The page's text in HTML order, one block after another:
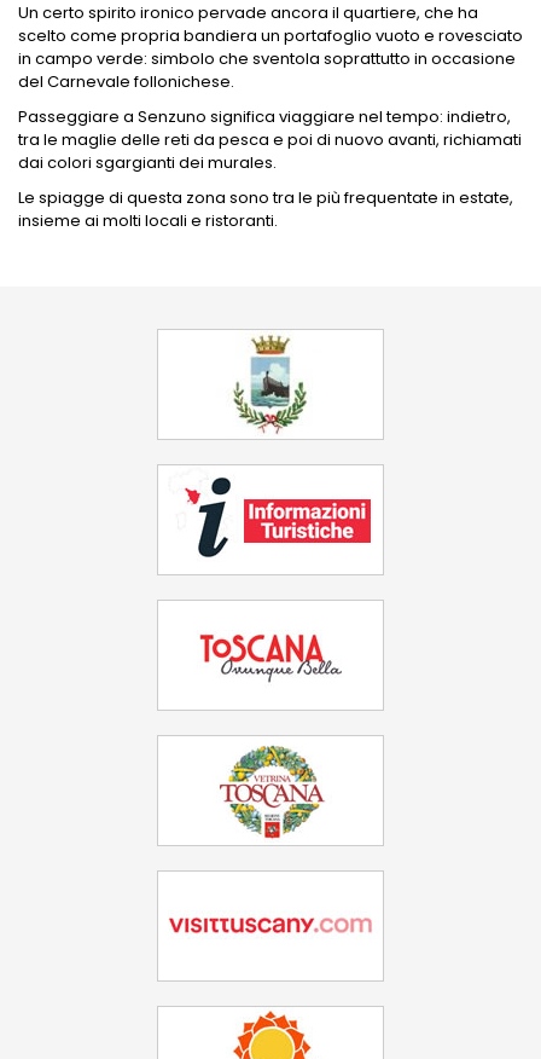
Un certo spirito ironico pervade ancora il quartiere, che ha
scelto come propria bandiera un portafoglio vuoto e rovesciato
in campo verde: simbolo che sventola soprattutto in occasione
del Carnevale follonichese.
Passeggiare a Senzuno significa viaggiare nel tempo: indietro,
tra le maglie delle reti da pesca e poi di nuovo avanti, richiamati
dai colori sgargianti dei murales.
Le spiagge di questa zona sono tra le più frequentate in estate,
insieme ai molti locali e ristoranti.